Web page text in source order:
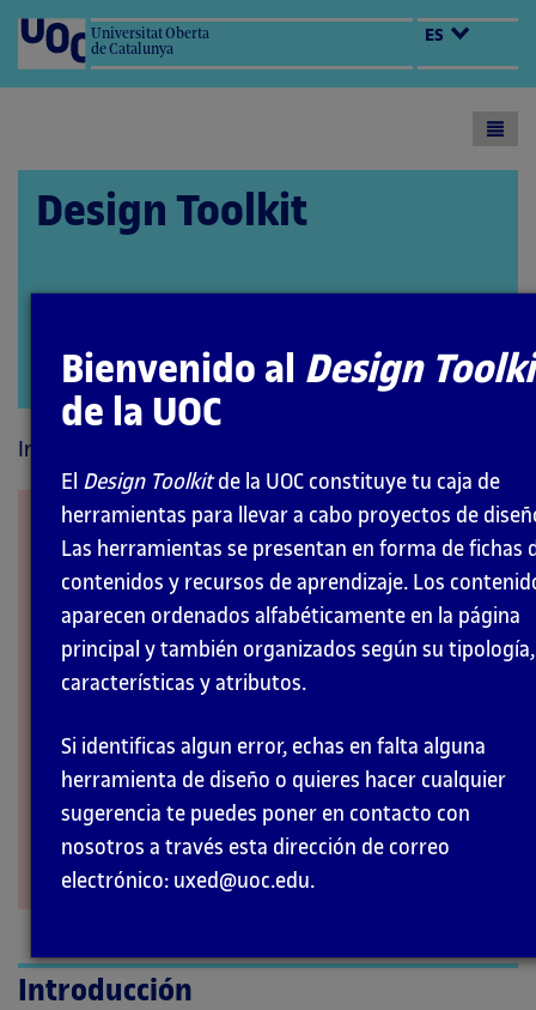
Universitat Oberta
de Catalunya
ES
Design Toolkit
Abrir
Inicio
Realidad virtual
INTERACCIÓN
Introducción
Bienvenido al Design
de la UOC
El Design Toolkitde la UOC constituye tu caja de
herramientas para llevar a cabo proyectos de
Las herramientas se presentan en forma de fichas
contenidos y recursos de aprendizaje. Los
aparecen ordenados alfabéticamente en la página
principal y también organizados según su tipología,
características y atributos.
Si identificas algun error, echas en falta alguna
herramienta de diseño o quieres hacer cualquier
sugerencia te puedes poner en contacto con
nosotros a través esta dirección de correo
electrónico: uxed@uoc.edu.